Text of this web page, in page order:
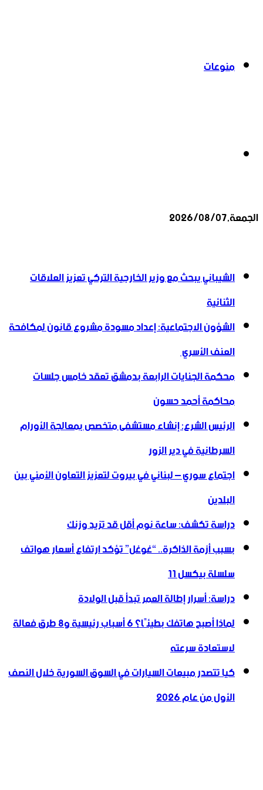
منوعات
الجمعة,2026/08/07
الشيباني يبحث مع وزير الخارجية التركي تعزيز العلاقات
الثنائية
الشؤون الاجتماعية: إعداد مسودة مشروع قانون لمكافحة
العنف الأسري ‏
محكمة الجنايات الرابعة بدمشق تعقد خامس جلسات
محاكمة أحمد حسون
الرئيس الشرع: إنشاء ‌‏مستشفى متخصص بمعالجة الأورام
السرطانية في دير الزور
اجتماع سوري – لبناني في بيروت لتعزيز التعاون ‏الأمني ‏بين
البلدين
دراسة تكشف: ساعة نوم أقل قد تزيد وزنك
بسبب أزمة الذاكرة.. “غوغل” تؤكد ارتفاع أسعار هواتف
سلسلة بيكسل 11
دراسة: أسرار إطالة العمر تبدأ قبل الولادة
لماذا أصبح هاتفك بطيئًا؟ 6 أسباب رئيسية و8 طرق فعالة
لاستعادة سرعته
كيا تتصدر مبيعات السيارات في السوق السورية خلال النصف
الأول من عام 2026